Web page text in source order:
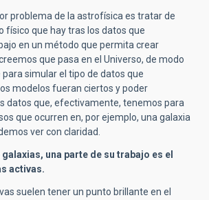
problema de la astrofísica es tratar de
físico que hay tras los datos que
en un método que permita crear
que pasa en el Universo, de modo
simular el tipo de datos que
modelos fueran ciertos y poder
datos que, efectivamente, tenemos para
que ocurren en, por ejemplo, una galaxia
ver con claridad.
galaxias, una parte de su trabajo es el
activas.
suelen tener un punto brillante en el